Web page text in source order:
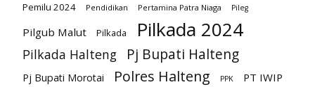
Pemilu 2024
Pendidikan Pertamina Patra Niaga Pileg
Pilgub Malut Pilkada Pilkada 2024
Pilkada Halteng Pj Bupati Halteng
Pj Bupati Morotai Polres Halteng PPK PT IWIP